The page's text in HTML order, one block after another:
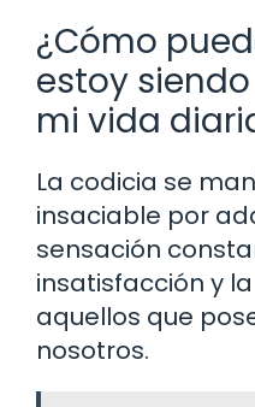
¿Cómo
estoy
mi vida
La codicia se
insaciable por
sensación
insatisfacción y
aquellos que
nosotros.